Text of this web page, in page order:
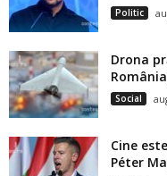
Politic
Drona
Social
Cine
Péter